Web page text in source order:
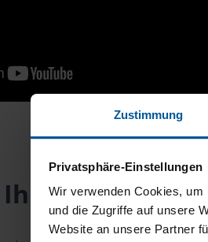
Zustimmung
Privatsphäre-Einstellungen
Wir verwenden Cookies,
und die Zugriffe auf unsere
Website an unsere Partner
Ihr